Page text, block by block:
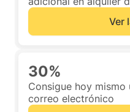
Ver
30%
Consigue hoy
correo electrónico